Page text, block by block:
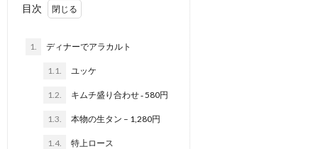
目次
1. ディナーでアラカルト
1.1. ユッケ
1.2. キムチ盛り合わせ ‐ 580円
1.3. 本物の生タン – 1,280円
1.4. 特上ロース